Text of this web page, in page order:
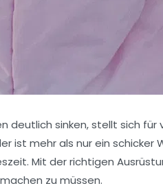
sinken, stellt sich für
ist mehr als nur ein
Mit der richtigen
zu müssen.